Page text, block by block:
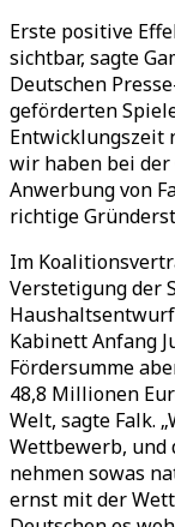
Erste positive
sichtbar, sagte
Deutschen
geförderten
Entwicklungszeit
wir haben bei
Anwerbung von
richtige
Im
Verstetigung der
Kabinett Anfang
Fördersumme
48,8 Millionen
Welt, sagte Falk.
Wettbewerb,
nehmen sowas
ernst mit der